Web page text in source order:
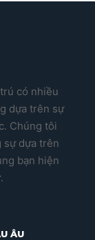
có nhiều
dựa trên sự
Chúng tôi
sự dựa trên
bạn hiện
ÂU